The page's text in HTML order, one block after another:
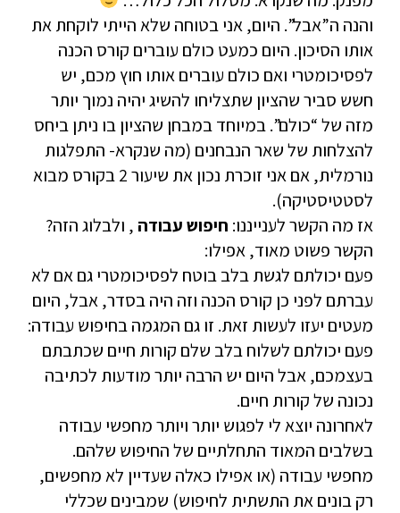
והנה ה”אבל”. היום, אני בטוחה שלא הייתי לוקחת את
אותו הסיכון. היום כמעט כולם עוברים קורס הכנה
לפסיכומטרי ואם כולם עוברים אותו חוץ מכם, יש
חשש סביר שהציון שתצליחו להשיג יהיה נמוך יותר
מזה של “כולם”. במיוחד במבחן שהציון בו ניתן ביחס
להצלחות של שאר הנבחנים (מה שנקרא- התפלגות
נורמלית, אם אני זוכרת נכון את שיעור 2 בקורס מבוא
לסטטיסטיקה).
אז מה הקשר לענייננו: חיפוש עבודה , ולבלוג הזה?
הקשר פשוט מאוד, אפילו:
פעם יכולתם לגשת בלב בוטח לפסיכומטרי גם אם לא
עברתם לפני כן קורס הכנה וזה היה בסדר, אבל, היום
מעטים יעזו לעשות זאת. זו גם המגמה בחיפוש עבודה:
פעם יכולתם לשלוח בלב שלם קורות חיים שכתבתם
בעצמכם, אבל היום יש הרבה יותר מודעות לכתיבה
נכונה של קורות חיים.
לאחרונה יוצא לי לפגוש יותר ויותר מחפשי עבודה
בשלבים המאוד התחלתיים של החיפוש שלהם.
מחפשי עבודה (או אפילו כאלה שעדיין לא מחפשים,
רק בונים את התשתית לחיפוש) שמבינים שכללי